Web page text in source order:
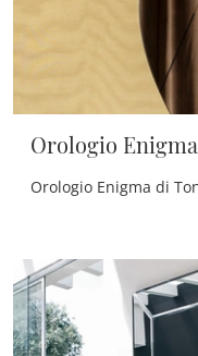
Orologio Enigma